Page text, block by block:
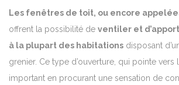
Les fenêtres de toit, ou encore
offrent la possibilité de ventiler et
à la plupart des habitations disposant
grenier. Ce type d’ouverture, qui pointe
important en procurant une sensation de